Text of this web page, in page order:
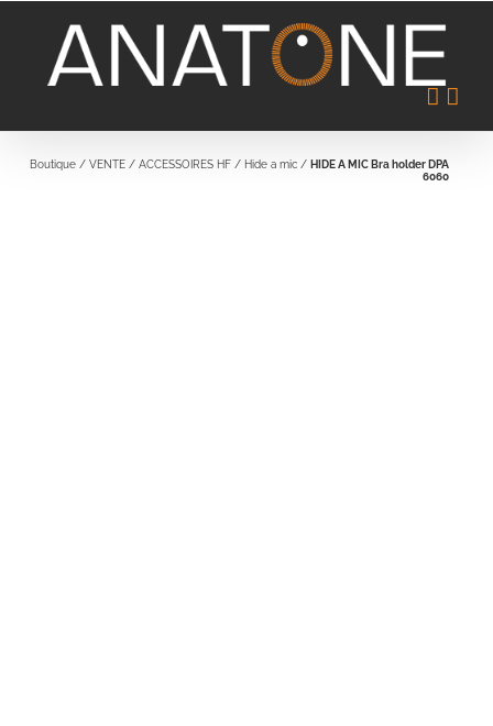
Boutique / VENTE / ACCESSOIRES HF / Hide a mic / HIDE A MIC Bra holder DPA
6060